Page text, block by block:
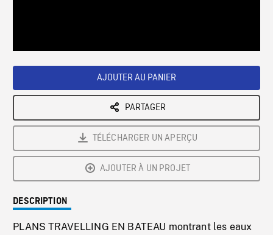
AJOUTER AU PANIER
PARTAGER
TÉLÉCHARGER UN APERÇU
AJOUTER À UN PROJET
DESCRIPTION
PLANS TRAVELLING EN BATEAU montrant les eaux